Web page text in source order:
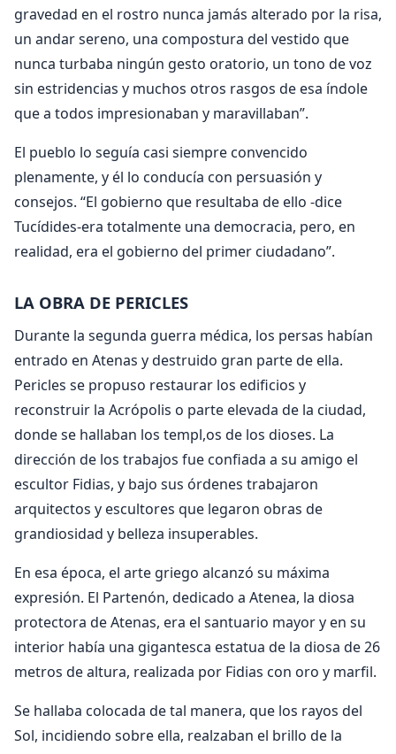
gravedad en el rostro nunca jamás alterado por la risa,
un andar sereno, una compostura del vestido que
nunca turbaba ningún gesto oratorio, un tono de voz
sin estridencias y muchos otros rasgos de esa índole
que a todos impresionaban y maravillaban”.
El pueblo lo seguía casi siempre convencido
plenamente, y él lo conducía con persuasión y
consejos. “El gobierno que resultaba de ello -dice
Tucídides-era totalmente una democracia, pero, en
realidad, era el gobierno del primer ciudadano”.
LA OBRA DE PERICLES
Durante la segunda guerra médica, los persas habían
entrado en Atenas y destruido gran parte de ella.
Pericles se propuso restaurar los edificios y
reconstruir la Acrópolis o parte elevada de la ciudad,
donde se hallaban los templ,os de los dioses. La
dirección de los trabajos fue confiada a su amigo el
escultor Fidias, y bajo sus órdenes trabajaron
arquitectos y escultores que legaron obras de
grandiosidad y belleza insuperables.
En esa época, el arte griego alcanzó su máxima
expresión. El Partenón, dedicado a Atenea, la diosa
protectora de Atenas, era el santuario mayor y en su
interior había una gigantesca estatua de la diosa de 26
metros de altura, realizada por Fidias con oro y marfil.
Se hallaba colocada de tal manera, que los rayos del
Sol, incidiendo sobre ella, realzaban el brillo de la